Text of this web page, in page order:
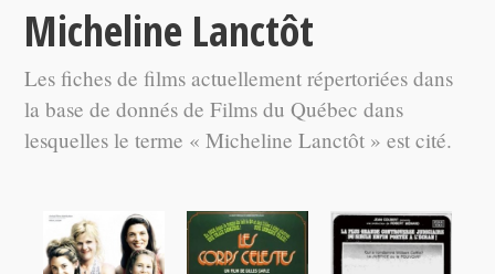
Micheline Lanctôt
Les fiches de films actuellement répertoriées dans
la base de donnés de Films du Québec dans
lesquelles le terme « Micheline Lanctôt » est cité.